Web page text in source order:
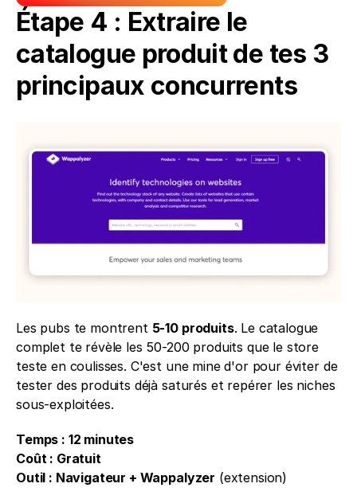
Étape 4 : Extraire le
catalogue produit de tes 3
principaux concurrents
Les pubs te montrent 5-10 produits. Le catalogue
complet te révèle les 50-200 produits que le store
teste en coulisses. C'est une mine d'or pour éviter de
tester des produits déjà saturés et repérer les niches
sous-exploitées.
Temps : 12 minutes
Coût : Gratuit
Outil : Navigateur + Wappalyzer (extension)